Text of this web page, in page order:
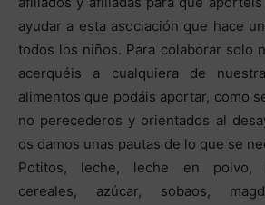
ayudar a esta asociación que hace
todos los niños. Para colaborar solo
acerquéis a cualquiera de
alimentos que podáis aportar, como
no perecederos y orientados al
os damos unas pautas de lo que se
Potitos, leche, leche en polvo,
cereales, azúcar, sobaos,